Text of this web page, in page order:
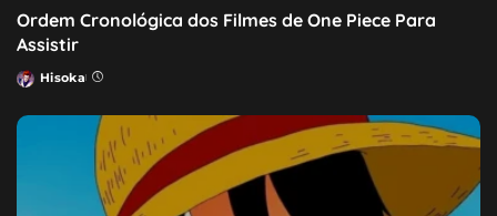
Ordem Cronológica dos Filmes de One Piece Para
Assistir
Posted
Hisoka